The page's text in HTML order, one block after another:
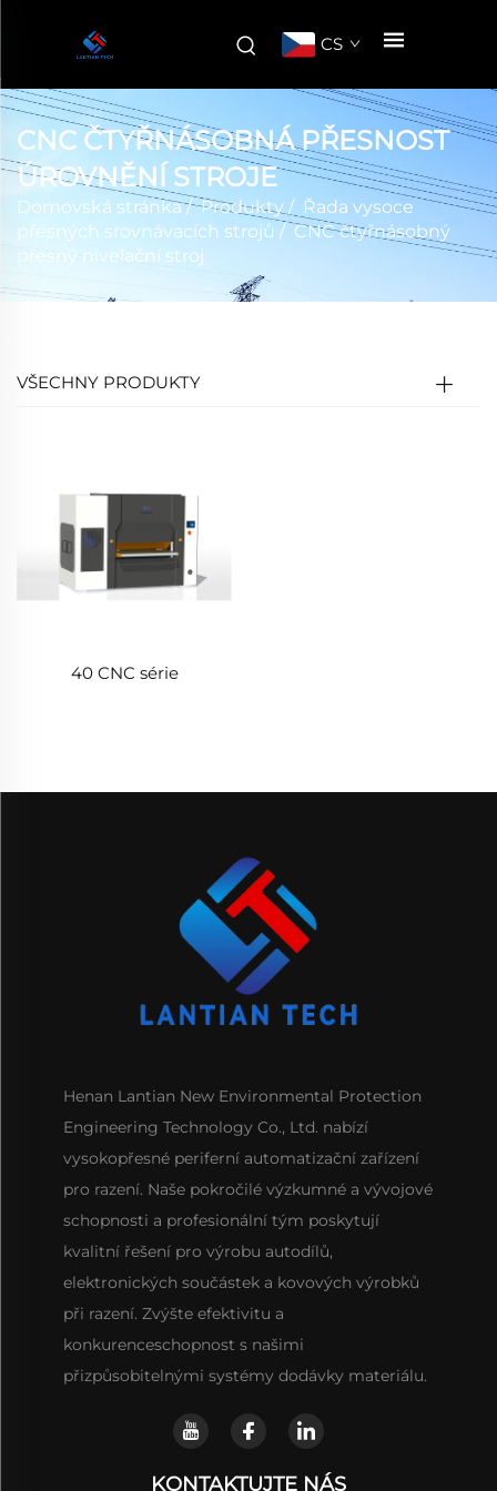
CS
CNC ČTYŘNÁSOBNÁ PŘESNOST
ÚROVNĚNÍ STROJE
Domovská stránka/Produkty / Řada vysoce
přesných srovnávacích strojů /CNC čtyřnásobný
přesný nivelační stroj
VŠECHNY PRODUKTY
40 CNC série
Henan Lantian New Environmental Protection
Engineering Technology Co., Ltd. nabízí
vysokopřesné periferní automatizační zařízení
pro razení. Naše pokročilé výzkumné a vývojové
schopnosti a profesionální tým poskytují
kvalitní řešení pro výrobu autodílů,
elektronických součástek a kovových výrobků
při razení. Zvýšte efektivitu a
konkurenceschopnost s našimi
přizpůsobitelnými systémy dodávky materiálu.
KONTAKTUJTE NÁS